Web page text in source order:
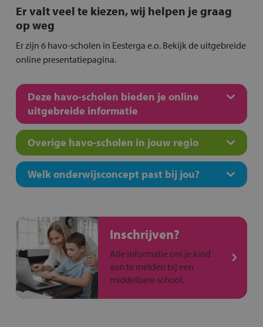
Er valt veel te kiezen, wij helpen je graag
op weg
Er zijn 6 havo-scholen in Eesterga e.o. Bekijk de uitgebreide
online presentatiepagina.
Deze havo-scholen bieden je online
uitgebreide informatie
Overige havo-scholen in jouw regio
Welk onderwijsconcept past bij jou?
Inschrijven?
Alle informatie om je kind
aan te melden bij een
middelbare school.